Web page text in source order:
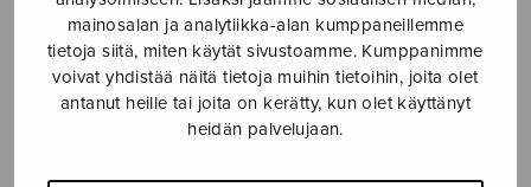
mainosalan ja analytiikka-alan kumppaneillemme
tietoja siitä, miten käytät sivustoamme. Kumppanimme
voivat yhdistää näitä tietoja muihin tietoihin, joita olet
antanut heille tai joita on kerätty, kun olet käyttänyt
heidän palvelujaan.
Jäsenille › Huomionosoitukset
jasenmerkki2
jasenmerkki2